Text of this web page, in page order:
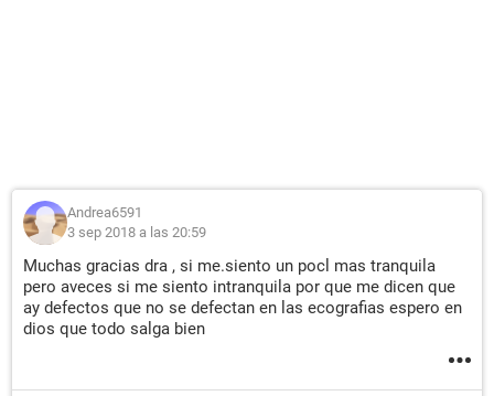
Andrea6591
3 sep 2018 a las 20:59
Muchas gracias dra , si me.siento un pocl mas tranquila
pero aveces si me siento intranquila por que me dicen que
ay defectos que no se defectan en las ecografias espero en
dios que todo salga bien